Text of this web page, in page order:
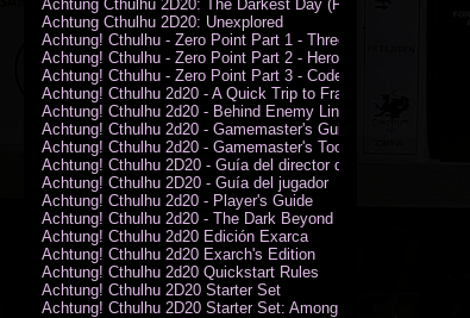
Achtung Cthulhu 2D20: The Darkest Day (PDF)
Achtung Cthulhu 2D20: Unexplored
Achtung! Cthulhu - Zero Point Part 1 - Three Kings
Achtung! Cthulhu - Zero Point Part 2 - Heroes of the Sea
Achtung! Cthulhu - Zero Point Part 3 - Code of Honour (PDF)
Achtung! Cthulhu 2d20 - A Quick Trip to France (PDF)
Achtung! Cthulhu 2d20 - Behind Enemy Lines
Achtung! Cthulhu 2d20 - Gamemaster's Guide
Achtung! Cthulhu 2d20 - Gamemaster's Toolkit
Achtung! Cthulhu 2D20 - Guía del director de juego
Achtung! Cthulhu 2D20 - Guía del jugador
Achtung! Cthulhu 2d20 - Player's Guide
Achtung! Cthulhu 2d20 - The Dark Beyond
Achtung! Cthulhu 2d20 Edición Exarca
Achtung! Cthulhu 2d20 Exarch's Edition
Achtung! Cthulhu 2d20 Quickstart Rules
Achtung! Cthulhu 2D20 Starter Set
Achtung! Cthulhu 2D20 Starter Set: Among the Wolves (PDF)